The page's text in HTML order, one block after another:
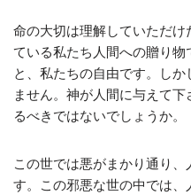
命の大切は理解していただけ
ている私たち人間への贈り物
と、私たちの自由です。し
ません。神が人間に与えて
るべきではないでしょうか。
この世では悪がまかり通り
す。この邪悪な世の中では